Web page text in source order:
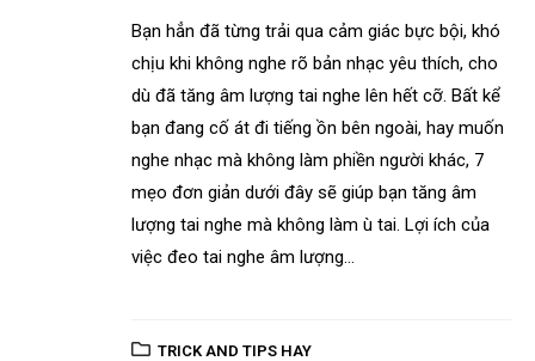
Bạn hẳn đã từng trải qua cảm giác bực bội, khó
chịu khi không nghe rõ bản nhạc yêu thích, cho
dù đã tăng âm lượng tai nghe lên hết cỡ. Bất kể
bạn đang cố át đi tiếng ồn bên ngoài, hay muốn
nghe nhạc mà không làm phiền người khác, 7
mẹo đơn giản dưới đây sẽ giúp bạn tăng âm
lượng tai nghe mà không làm ù tai. Lợi ích của
việc đeo tai nghe âm lượng...
TRICK AND TIPS HAY